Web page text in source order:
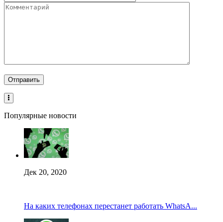
Популярные новости
Дек 20, 2020
На каких телефонах перестанет работать WhatsA...